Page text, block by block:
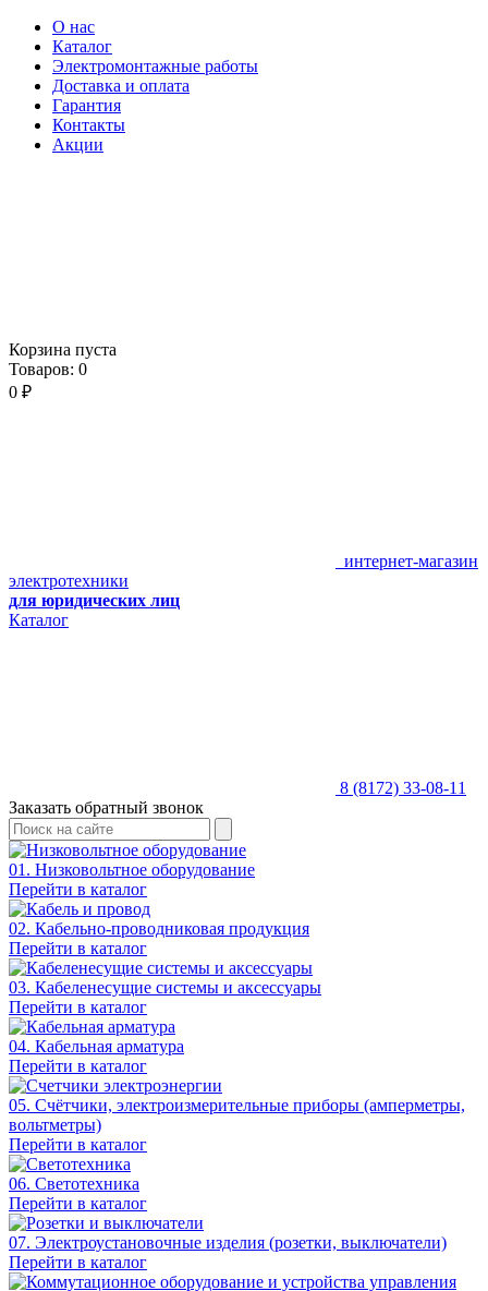
О нас
Каталог
Электромонтажные работы
Доставка и оплата
Гарантия
Контакты
Акции
Корзина пуста
Товаров: 0
0 ₽
интернет-магазин
электротехники
для юридических лиц
Каталог
8 (8172) 33-08-11
Заказать обратный звонок
01. Низковольтное оборудование
Перейти в каталог
02. Кабельно-проводниковая продукция
Перейти в каталог
03. Кабеленесущие системы и аксессуары
Перейти в каталог
04. Кабельная арматура
Перейти в каталог
05. Счётчики, электроизмерительные приборы (амперметры,
вольтметры)
Перейти в каталог
06. Светотехника
Перейти в каталог
07. Электроустановочные изделия (розетки, выключатели)
Перейти в каталог